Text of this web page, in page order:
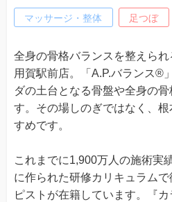
マッサージ・整体 足つぼ
全身の骨格バランスを整えら
用賀駅前店。「A.P.バランス®
ダの土台となる骨盤や全身の
す。その場しのぎではなく、
すめです。
これまでに1,900万人の施術実
に作られた研修カリキュラム
ピストが在籍しています。『カ